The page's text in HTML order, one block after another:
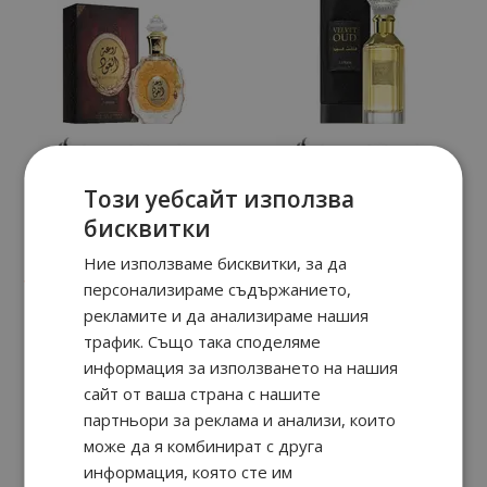
Rouat Al Oud
€ / 35. лв. 19. € / 38.
Този уебсайт използва
бисквитки
Ние използваме бисквитки, за да
персонализираме съдържанието,
рекламите и да анализираме нашия
трафик. Също така споделяме
информация за използването на нашия
сайт от ваша страна с нашите
партньори за реклама и анализи, които
може да я комбинират с друга
информация, която сте им